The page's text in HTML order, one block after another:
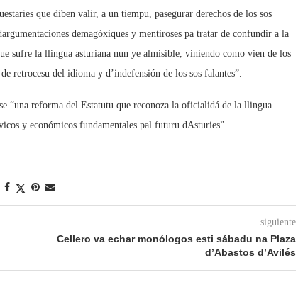
que diben valir, a un tiempu, pasegurar derechos de los sos
demagóxiques y mentiroses pa tratar de confundir a la
sufre la llingua asturiana nun ye almisible, viniendo como vien de los
retrocesu del idioma y d’indefensión de los sos falantes”.
“una reforma del Estatutu que reconoza la oficialidá de la llingua
y económicos fundamentales pal futuru dAsturies”.
siguiente
Cellero va echar monólogos esti sábadu na Plaza
d’Abastos d’Avilés